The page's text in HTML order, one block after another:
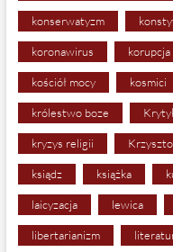
konserwatyzm
koronawirus korupcja
kościół mocy kosmici
królestwo boze
kryzys religii
ksiądz książka
laicyzacja lewica
libertarianizm